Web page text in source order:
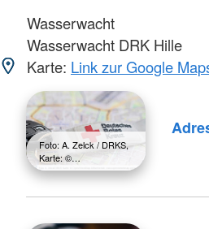
Wasserwacht
Wasserwacht DRK Hille
Karte: Link zur Google
Foto: A. Zelck / DRKS,
Karte: ©…